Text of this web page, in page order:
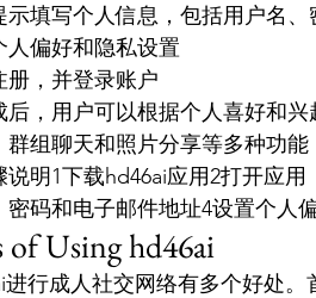
示填写个人信息，包括用户名
人偏好和隐私设置
册，并登录账户
后，用户可以根据个人喜好和
群组聊天和照片分享等多种功
说明1下载hd46ai应用2打开应
密码和电子邮件地址4设置个人
of Using hd46ai
进行成人社交网络有多个好处